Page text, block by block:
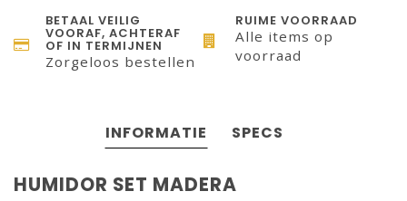
BETAAL VEILIG
VOORAF, ACHTERAF
OF IN TERMIJNEN
Zorgeloos bestellen
RUIME VOORRAAD
Alle items op
voorraad
INFORMATIE SPECS
HUMIDOR SET MADERA